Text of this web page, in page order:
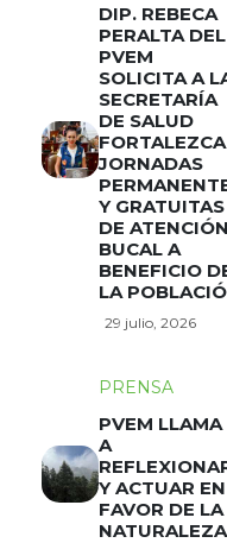
DIP. REBECA
PERALTA DEL
PVEM
SOLICITA A
SECRETARÍA
DE SALUD
FORTALEZCA
JORNADAS
Y GRATUITAS
DE
BUCAL A
BENEFICIO
LA
29 julio, 2026
PRENSA
PVEM LLAMA
A
Y ACTUAR EN
FAVOR DE LA
NATURALEZA